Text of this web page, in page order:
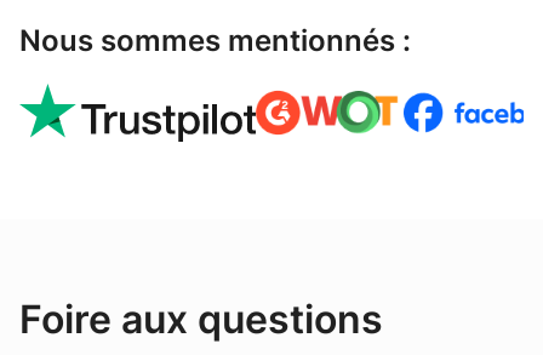
Nous sommes mentionnés :
Foire aux questions